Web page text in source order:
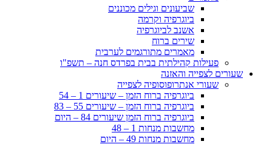
שביעונים וגילים מכוננים
ביוגרפיה וקרמה
אשנב לביוגרפיה
שירים ברוח
מאמרים מתורגמים לערבית
פעילות קהילתית בבית בפרדס חנה – תשפ"ו
שעורים לצפייה והאזנה
שעורי אנתרופוסופיה לצפייה
ביוגרפיה ברוח הזמן – שיעורים 1 – 54
ביוגרפיה ברוח הזמן – שיעורים 55 – 83
ביוגרפיה ברוח הזמן שיעורים 84 – היום
מחשבות מנחות 1 – 48
מחשבות מנחות 49 – היום